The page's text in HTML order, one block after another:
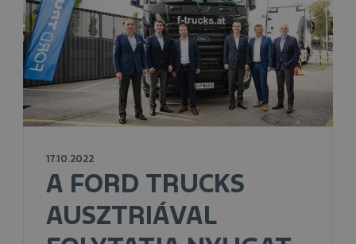
17.10.2022
A FORD TRUCKS
AUSZTRIÁVAL